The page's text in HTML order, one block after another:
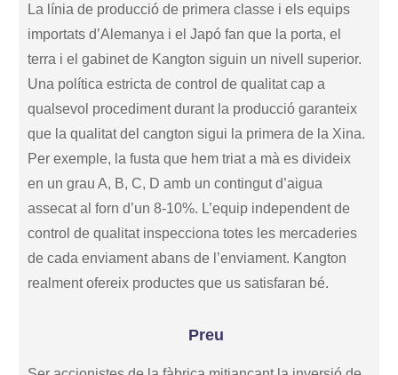
La línia de producció de primera classe i els equips
importats d’Alemanya i el Japó fan que la porta, el
terra i el gabinet de Kangton siguin un nivell superior.
Una política estricta de control de qualitat cap a
qualsevol procediment durant la producció garanteix
que la qualitat del cangton sigui la primera de la Xina.
Per exemple, la fusta que hem triat a mà es divideix
en un grau A, B, C, D amb un contingut d’aigua
assecat al forn d’un 8-10%. L’equip independent de
control de qualitat inspecciona totes les mercaderies
de cada enviament abans de l’enviament. Kangton
realment ofereix productes que us satisfaran bé.
Preu